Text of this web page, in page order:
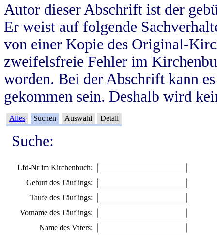
Autor dieser Abschrift ist der
Er weist auf folgende
von einer Kopie des Original-
zweifelsfreie Fehler im
worden. Bei der Abschrift kann
gekommen sein. Deshalb wird
Alles Suchen Auswahl Detail
Suche:
Lfd-Nr im Kirchenbuch:
Geburt des Täuflings:
Taufe des Täuflings:
Vorname des Täuflings:
Name des Vaters: